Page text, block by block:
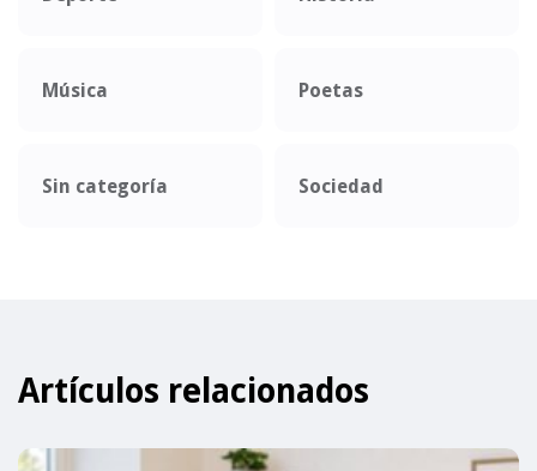
Música Poetas
Sin categoría Sociedad
Artículos relacionados